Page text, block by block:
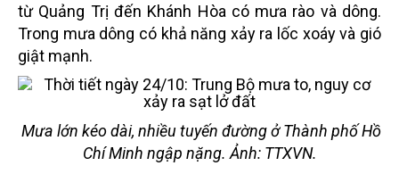
từ Quảng Trị đến Khánh Hòa có mưa rào và dông.
Trong mưa dông có khả năng xảy ra lốc xoáy và gió
giật mạnh.
Mưa lớn kéo dài, nhiều tuyến đường ở Thành phố Hồ
Chí Minh ngập nặng. Ảnh: TTXVN.